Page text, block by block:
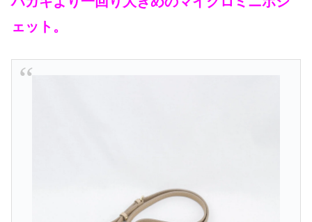
ェット。